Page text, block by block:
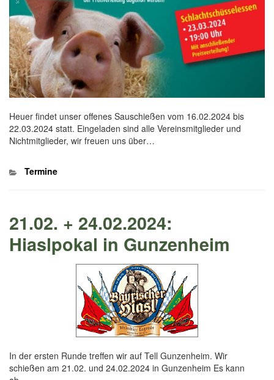
Heuer findet unser offenes Sauschießen vom 16.02.2024 bis
22.03.2024 statt. Eingeladen sind alle Vereinsmitglieder und
Nichtmitglieder, wir freuen uns über…
Kategorien
Termine
21.02. + 24.02.2024:
Hiaslpokal in Gunzenheim
In der ersten Runde treffen wir auf Tell Gunzenheim. Wir
schießen am 21.02. und 24.02.2024 in Gunzenheim Es kann